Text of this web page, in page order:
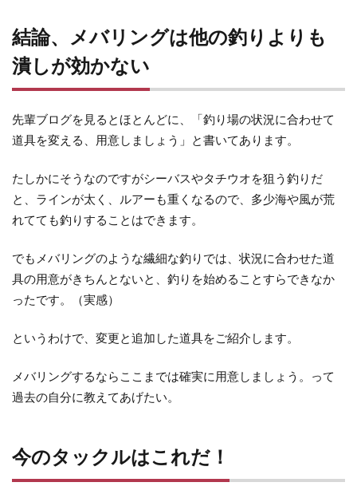
8
ナ
イ
ゲ
ー
で
釣
果
ま
し
た
ま
め
結論、メバリングは他の釣りよりも
潰しが効かない
先輩ブログを見るとほとんどに、「釣り場の状況に合わせて
道具を変える、用意しましょう」と書いてあります。
たしかにそうなのですがシーバスやタチウオを狙う釣りだ
と、ラインが太く、ルアーも重くなるので、多少海や風が荒
れてても釣りすることはできます。
でもメバリングのような繊細な釣りでは、状況に合わせた道
具の用意がきちんとないと、釣りを始めることすらできなか
ったです。（実感）
というわけで、変更と追加した道具をご紹介します。
メバリングするならここまでは確実に用意しましょう。って
過去の自分に教えてあげたい。
今のタックルはこれだ！